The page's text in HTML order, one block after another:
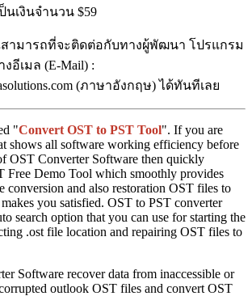
นเงินจำนวน $59
ามารถที่จะติดต่อกับทางผู้พัฒนา โปรแกรม
อีเมล (E-Mail) :
(ภาษาอังกฤษ) ได้ทันทีเลย
"Convert OST to PST Tool". If you are
shows all software working efficiency before
OST Converter Software then quickly
Free Demo Tool which smoothly provides
conversion and also restoration OST files to
you satisfied. OST to PST converter
search option that you can use for starting the
.ost file location and repairing OST files to
Software recover data from inaccessible or
outlook OST files and convert OST